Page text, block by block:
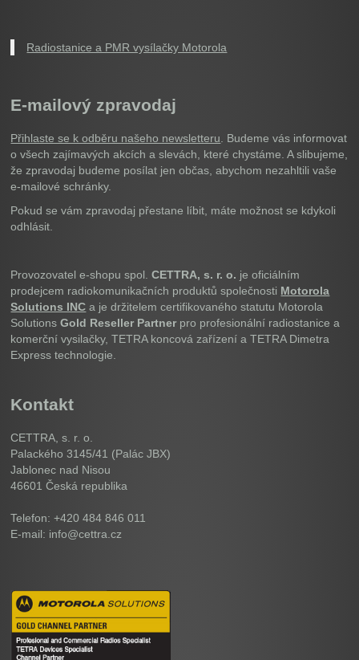
Radiostanice a PMR vysílačky Motorola
E-mailový zpravodaj
Přihlaste se k odběru našeho newsletteru . Budeme vás informovat
o všech zajímavých akcích a slevách, které chystáme. A slibujeme,
že zpravodaj budeme posílat jen občas, abychom nezahltili vaše
e-mailové schránky.
Pokud se vám zpravodaj přestane líbit, máte možnost se kdykoli
odhlásit.
Provozovatel e-shopu spol.CETTRA, s. r. o. je oficiálním
prodejcem radiokomunikačních produktů společnosti Motorola
Solutions INC a je držitelem certifikovaného statutu Motorola
SolutionsGold Reseller Partner pro profesionální radiostanice a
komerční vysilačky, TETRA koncová zařízení a TETRA Dimetra
Express technologie.
Kontakt
CETTRA, s. r. o.
Palackého 3145/41 (Palác JBX)
Jablonec nad Nisou
46601Česká republika
Telefon: +420 484 846 011
E-mail: info@cettra.cz